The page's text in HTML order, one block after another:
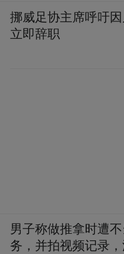
挪威足协主席呼吁
立即辞职
男子称做推拿时遭
务，并拍视频记录